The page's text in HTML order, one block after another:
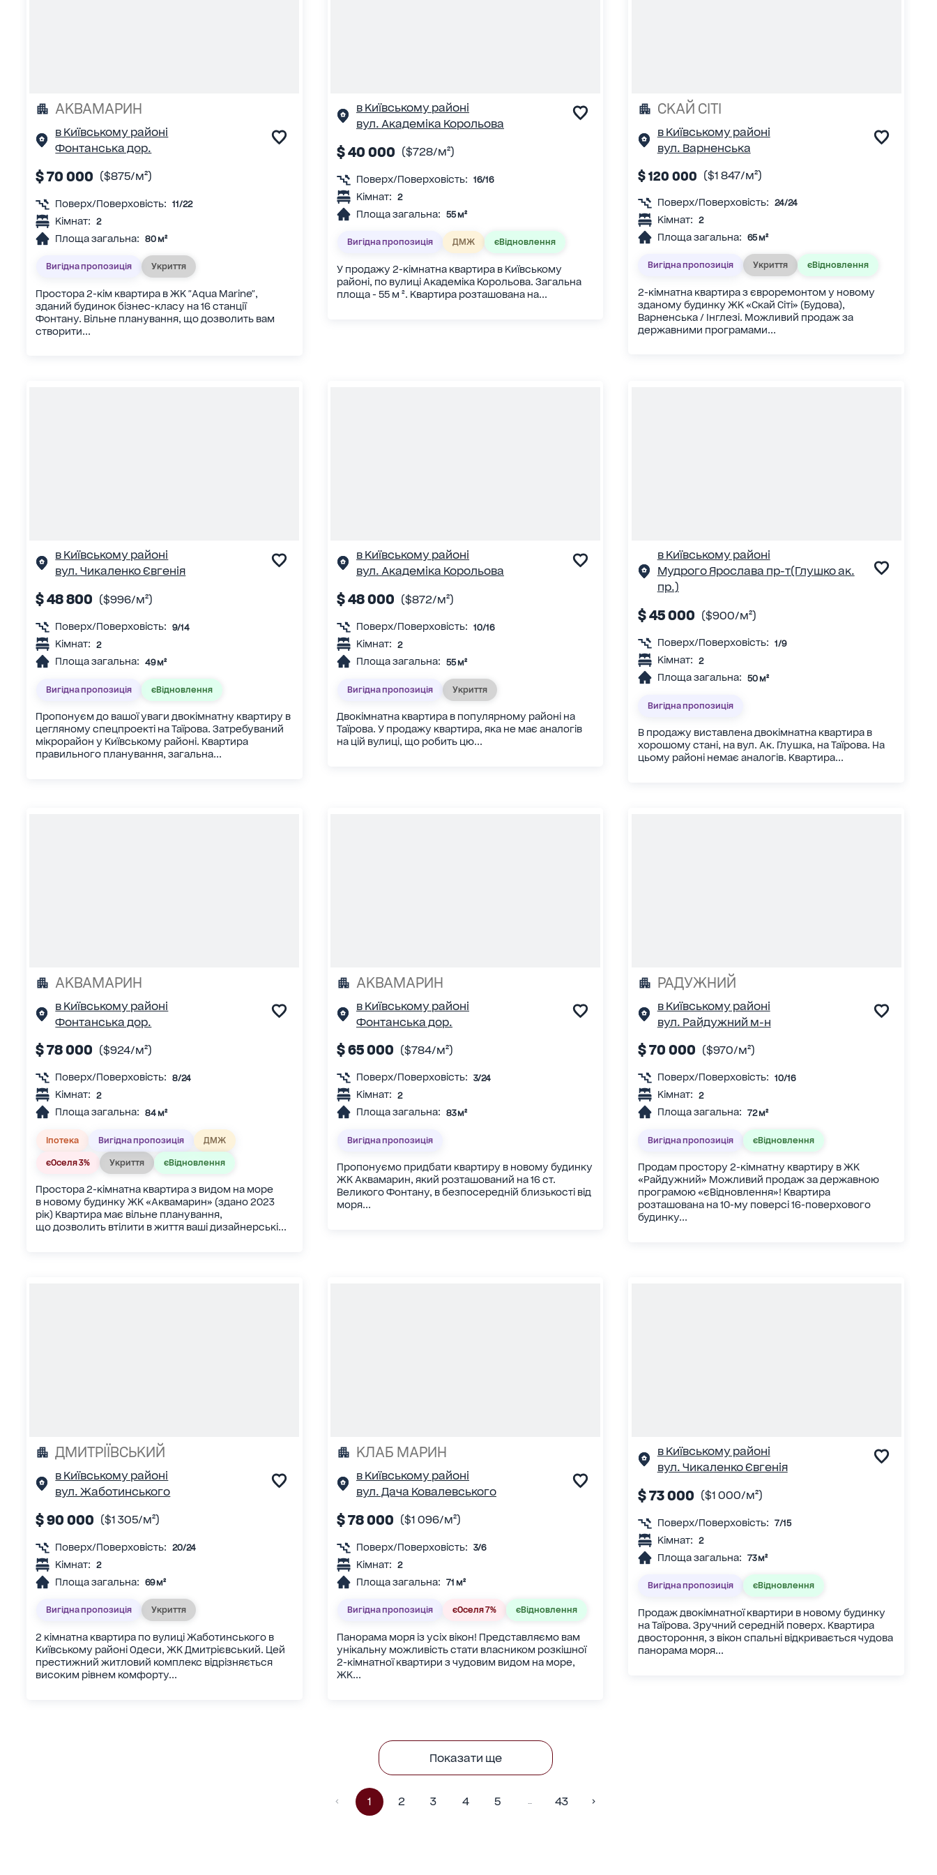
АКВАМАРИН
в Київському районі
Фонтанська дор.
$ 70 000 ($875/м²)
Поверх/Поверховість: 11/22
Кімнат: 2
Площа загальна: 80 м²
Вигідна пропозиція Укриття
Простора 2-кім квартира в ЖК "Aqua Marine",
зданий будинок бізнес-класу на 16 станції
Фонтану. Вільне планування, що дозволить вам
створити...
в Київському районі
вул. Академіка Корольова
$ 40 000 ($728/м²)
Поверх/Поверховість: 16/16
Кімнат: 2
Площа загальна: 55 м²
Вигідна пропозиція ДМЖ єВідновлення
У продажу 2-кімнатна квартира в Київському
районі, по вулиці Академіка Корольова. Загальна
площа - 55 м ². Квартира розташована на...
СКАЙ СІТІ
в Київському районі
вул. Варненська
$ 120 000 ($1 847/м²)
Поверх/Поверховість: 24/24
Кімнат: 2
Площа загальна: 65 м²
Вигідна пропозиція Укриття єВідновлення
2-кімнатна квартира з євроремонтом у новому
зданому будинку ЖК «Скай Сіті» (Будова),
Варненська / Інглезі. Можливий продаж за
державними програмами...
в Київському районі
вул. Чикаленко Євгенія
$ 48 800 ($996/м²)
Поверх/Поверховість: 9/14
Кімнат: 2
Площа загальна: 49 м²
Вигідна пропозиція єВідновлення
Пропонуєм до вашої уваги двокімнатну квартиру в
цегляному спецпроекті на Таїрова. Затребуваний
мікрорайон у Київському районі. Квартира
правильного планування, загальна...
в Київському районі
вул. Академіка Корольова
$ 48 000 ($872/м²)
Поверх/Поверховість: 10/16
Кімнат: 2
Площа загальна: 55 м²
Вигідна пропозиція Укриття
Двокімнатна квартира в популярному районі на
Таїрова. У продажу квартира, яка не має аналогів
на цій вулиці, що робить цю...
в Київському районі
Мудрого Ярослава пр-т(Глушко ак.
пр.)
$ 45 000 ($900/м²)
Поверх/Поверховість: 1/9
Кімнат: 2
Площа загальна: 50 м²
Вигідна пропозиція
В продажу виставлена двокімнатна квартира в
хорошому стані, на вул. Ак. Глушка, на Таїрова. На
цьому районі немає аналогів. Квартира...
АКВАМАРИН
в Київському районі
Фонтанська дор.
$ 78 000 ($924/м²)
Поверх/Поверховість: 8/24
Кімнат: 2
Площа загальна: 84 м²
Іпотека Вигідна пропозиція ДМЖ
єОселя 3% Укриття єВідновлення
Простора 2-кімнатна квартира з видом на море
в новому будинку ЖК «Аквамарин» (здано 2023
рік) Квартира має вільне планування,
що дозволить втілити в життя ваші дизайнерські...
АКВАМАРИН
в Київському районі
Фонтанська дор.
$ 65 000 ($784/м²)
Поверх/Поверховість: 3/24
Кімнат: 2
Площа загальна: 83 м²
Вигідна пропозиція
Пропонуємо придбати квартиру в новому будинку
ЖК Аквамарин, який розташований на 16 ст.
Великого Фонтану, в безпосередній близькості від
моря...
РАДУЖНИЙ
в Київському районі
вул. Райдужний м-н
$ 70 000 ($970/м²)
Поверх/Поверховість: 10/16
Кімнат: 2
Площа загальна: 72 м²
Вигідна пропозиція єВідновлення
Продам простору 2-кімнатну квартиру в ЖК
«Райдужний» Можливий продаж за державною
програмою «єВідновлення»! Квартира
розташована на 10-му поверсі 16-поверхового
будинку...
ДМИТРІЇВСЬКИЙ
в Київському районі
вул. Жаботинського
$ 90 000 ($1 305/м²)
Поверх/Поверховість: 20/24
Кімнат: 2
Площа загальна: 69 м²
Вигідна пропозиція Укриття
2 кімнатна квартира по вулиці Жаботинського в
Київському районі Одеси, ЖК Дмитрієвський. Цей
престижний житловий комплекс відрізняється
високим рівнем комфорту...
КЛАБ МАРИН
в Київському районі
вул. Дача Ковалевського
$ 78 000 ($1 096/м²)
Поверх/Поверховість: 3/6
Кімнат: 2
Площа загальна: 71 м²
Вигідна пропозиція єОселя 7% єВідновлення
Панорама моря із усіх вікон! Представляємо вам
унікальну можливість стати власником розкішної
2-кімнатної квартири з чудовим видом на море,
ЖК...
в Київському районі
вул. Чикаленко Євгенія
$ 73 000 ($1 000/м²)
Поверх/Поверховість: 7/15
Кімнат: 2
Площа загальна: 73 м²
Вигідна пропозиція єВідновлення
Продаж двокімнатної квартири в новому будинку
на Таїрова. Зручний середній поверх. Квартира
двостороння, з вікон спальні відкривається чудова
панорама моря...
Показати ще
1 2 3 4 5 43